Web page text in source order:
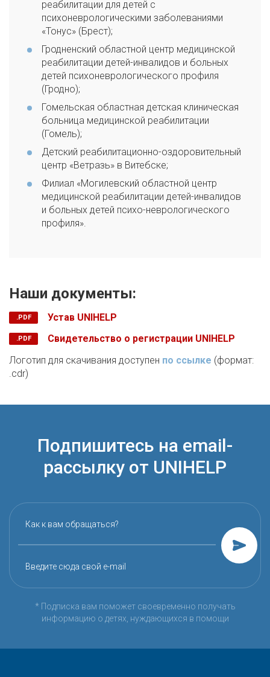
реабилитации для детей с
психоневрологическими заболеваниями
«Тонус» (Брест);
Гродненский областной центр медицинской
реабилитации детей-инвалидов и больных
детей психоневрологического профиля
(Гродно);
Гомельская областная детская клиническая
больница медицинской реабилитации
(Гомель);
Детский реабилитационно-оздоровительный
центр «Ветразь» в Витебске;
Филиал «Могилевский областной центр
медицинской реабилитации детей-инвалидов
и больных детей психо-неврологического
профиля»­­.
Наши документы:
Устав UNIHELP
Свидетельство о регистрации UNIHELP
Логотип для скачивания доступен по ссылке (формат:
.cdr)
Подпишитесь на email-
рассылку от UNIHELP
Как к вам обращаться?
Введите сюда свой e-mail
* Подписка вам поможет своевременно получать
информацию о детях, нуждающихся в помощи